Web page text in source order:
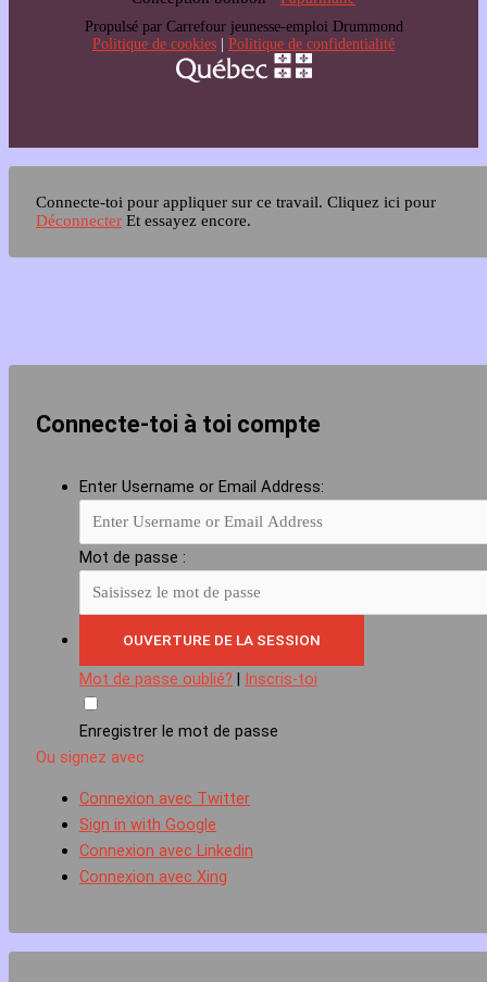
Propulsé par Carrefour jeunesse-emploi Drummond
Politique de cookies
Politique de confidentialité
Connecte-toi pour appliquer sur ce travail. Cliquez ici pour
Déconnecter Et essayez encore.
Connecte-toi à toi compte
Enter Username or Email Address:
Mot de passe :
Mot de passe oublié? | Inscris-toi
Enregistrer le mot de passe
Ou signez avec
Connexion avec Twitter
Sign in with Google
Connexion avec Linkedin
Connexion avec Xing